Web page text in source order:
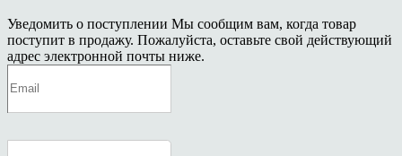
Уведомить о поступлении Мы сообщим вам, когда товар
поступит в продажу. Пожалуйста, оставьте свой действующий
адрес электронной почты ниже.